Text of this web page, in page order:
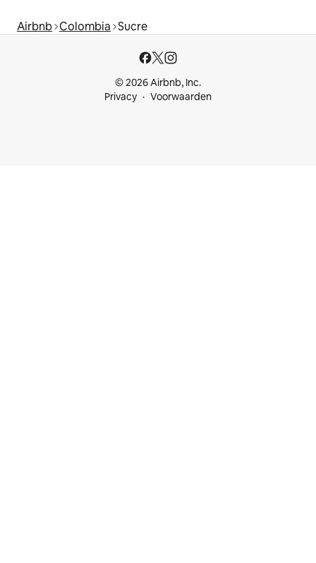
Airbnb Colombia Sucre
© 2026 Airbnb, Inc.
Privacy
Voorwaarden